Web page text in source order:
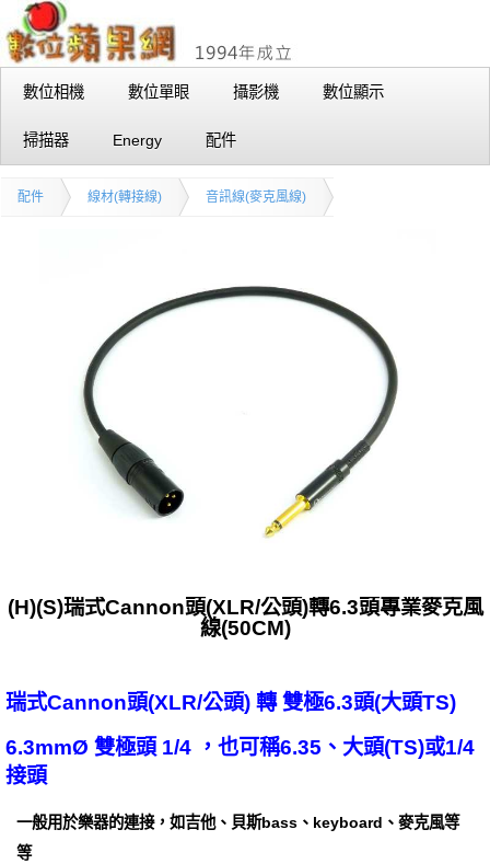
數位相機 數位單眼 攝影機 數位顯示
掃描器 Energy 配件
配件 線材(轉接線) 音訊線(麥克風線)
(H)(S)瑞式Cannon頭(XLR/公頭)轉6.3頭專業麥克風
線(50CM)
瑞式Cannon頭(XLR/公頭) 轉 雙極6.3頭(大頭TS)
6.3mmØ 雙極頭 1/4 ，也可稱6.35、大頭(TS)或1/4
接頭
一般用於樂器的連接，如吉他、貝斯bass、keyboard、麥克風等
等